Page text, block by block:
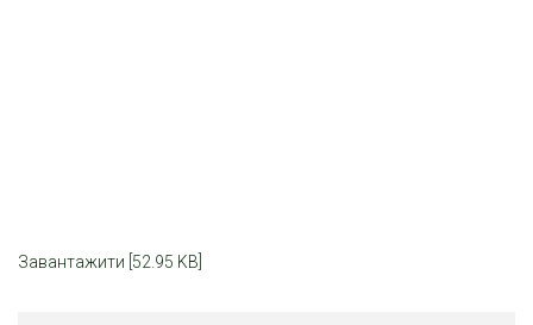
Завантажити [52.95 KB]